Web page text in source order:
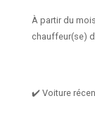
À partir du
chauffeur(se)
✔️ Voiture